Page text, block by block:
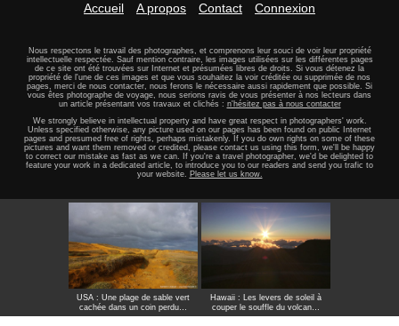
USA : Une plage de sable vert
cachée dans un coin perdu…
Hawaii : Les levers de soleil à
couper le souffle du volcan…
Accueil
A propos Contact Connexion
Nous respectons le travail des photographes, et comprenons leur souci de voir leur propriété
intellectuelle respectée. Sauf mention contraire, les images utilisées sur les différentes pages
de ce site ont été trouvées sur Internet et présumées libres de droits. Si vous détenez la
propriété de l'une de ces images et que vous souhaitez la voir créditée ou supprimée de nos
pages, merci de nous contacter, nous ferons le nécessaire aussi rapidement que possible. Si
vous êtes photographe de voyage, nous serions ravis de vous présenter à nos lecteurs dans
un article présentant vos travaux et clichés : n'hésitez pas à nous contacter
We strongly believe in intellectual property and have great respect in photographers' work.
Unless specified otherwise, any picture used on our pages has been found on public Internet
pages and presumed free of rights, perhaps mistakenly. If you do own rights on some of these
pictures and want them removed or credited, please contact us using this form, we'll be happy
to correct our mistake as fast as we can. If you're a travel photographer, we'd be delighted to
feature your work in a dedicated article, to introduce you to our readers and send you trafic to
your website. Please let us know.